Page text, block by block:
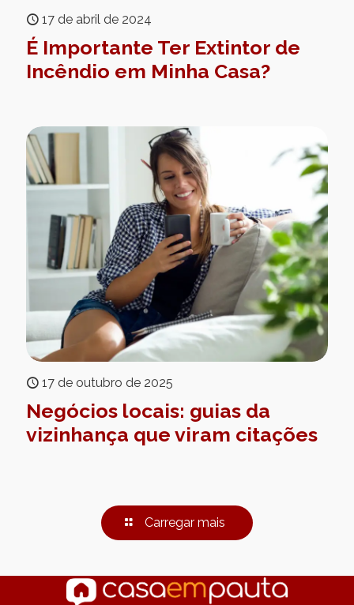
17 de abril de 2024
É Importante Ter Extintor de
Incêndio em Minha Casa?
17 de outubro de 2025
Negócios locais: guias da
vizinhança que viram citações
Carregar mais